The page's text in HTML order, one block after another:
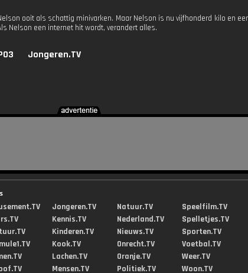
ooit als schattig minivarken. Maar Nelson is nu vijfhonderd kilo en
Nelson een internet hit wordt, verandert alles.
Jongeren.TV
Jongeren.TV
Kennis.TV
Kinderen.TV
Kook.TV
Lachen.TV
Mensen.TV
Natuur.TV
Nederland.TV
Nieuws.TV
Onrecht.TV
Oranje.TV
Politiek.TV
Speelfilm.TV
Spelletjes.TV
Sporten.TV
Voetbal.TV
Weer.TV
Woon.TV